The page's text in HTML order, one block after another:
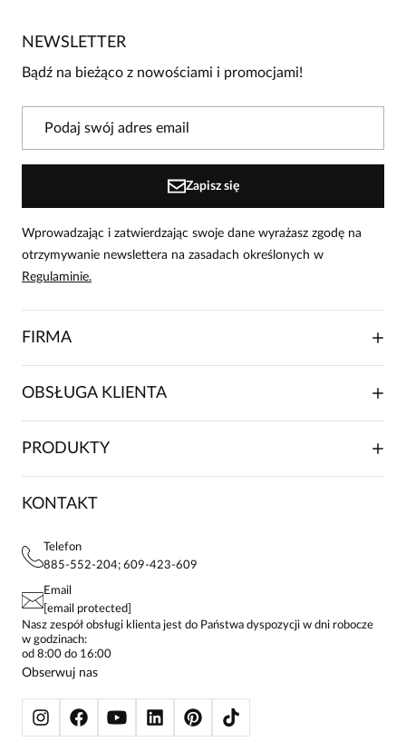
Bądź pierwszą osobą, która podzieli się opinią o tym
W naszej witrynie opinie mogą dodawać tylko
NEWSLETTER
Bądź na bieżąco z nowościami i promocjami!
Zapisz się
Wprowadzając i zatwierdzając swoje dane wyrażasz zgodę na
otrzymywanie newslettera na zasadach określonych w
Regulaminie.
FIRMA
O NAS
FRANCZYZA
KONTAKTY
OBSŁUGA KLIENTA
SKŁADANIE ZAMÓWIENIA
FAQ
POLITYKA PRYWATNOŚCI
STREFA STAŁEGO KLIENTA
PRODUKTY
SUKIENKI
KOSZULE DAMSKIE
SPODNIE DAMSKIE
ŻAKIETY I MARYNARKI
SWETRY
BLUZY
KONTAKT
Telefon
885-552-204; 609-423-609
Email
[email protected]
Nasz zespół obsługi klienta jest do Państwa dyspozycji w dni robocze
w godzinach:
od 8:00 do 16:00
Obserwuj nas